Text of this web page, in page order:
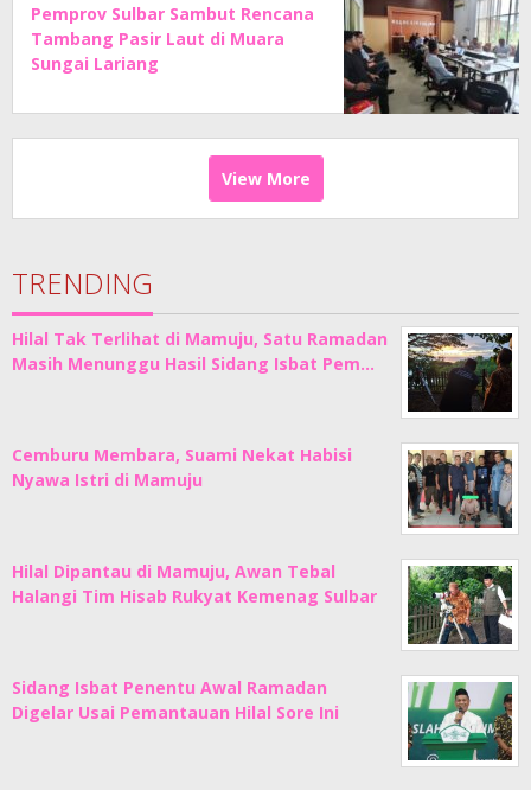
Pemprov Sulbar Sambut Rencana
Tambang Pasir Laut di Muara
Sungai Lariang
View More
TRENDING
Hilal Tak Terlihat di Mamuju, Satu Ramadan
Masih Menunggu Hasil Sidang Isbat Pem…
Cemburu Membara, Suami Nekat Habisi
Nyawa Istri di Mamuju
Hilal Dipantau di Mamuju, Awan Tebal
Halangi Tim Hisab Rukyat Kemenag Sulbar
Sidang Isbat Penentu Awal Ramadan
Digelar Usai Pemantauan Hilal Sore Ini